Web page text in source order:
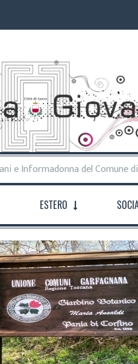
e Informadonna del Comune
ESTERO